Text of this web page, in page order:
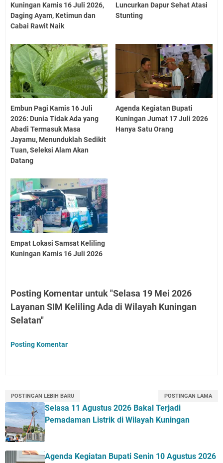
Kuningan Kamis 16 Juli 2026,
Daging Ayam, Ketimun dan
Cabai Rawit Naik
Luncurkan Dapur Sehat Atasi
Stunting
Embun Pagi Kamis 16 Juli
2026: Dunia Tidak Ada yang
Abadi Termasuk Masa
Jayamu, Menunduklah Sedikit
Tuan, Seleksi Alam Akan
Datang
Agenda Kegiatan Bupati
Kuningan Jumat 17 Juli 2026
Hanya Satu Orang
Empat Lokasi Samsat Keliling
Kuningan Kamis 16 Juli 2026
Posting Komentar untuk "Selasa 19 Mei 2026
Layanan SIM Keliling Ada di Wilayah Kuningan
Selatan"
Posting Komentar
POSTINGAN LEBIH BARU POSTINGAN LAMA
Selasa 11 Agustus 2026 Bakal Terjadi
Pemadaman Listrik di Wilayah Kuningan
Agenda Kegiatan Bupati Senin 10 Agustus 2026